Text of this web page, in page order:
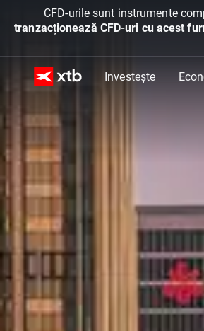
CFD-urile sunt instrumente
tranzacționează CFD-uri cu acest
Investește